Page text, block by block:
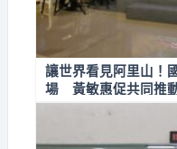
讓世界看見阿里山！
場 黃敏惠促共同推